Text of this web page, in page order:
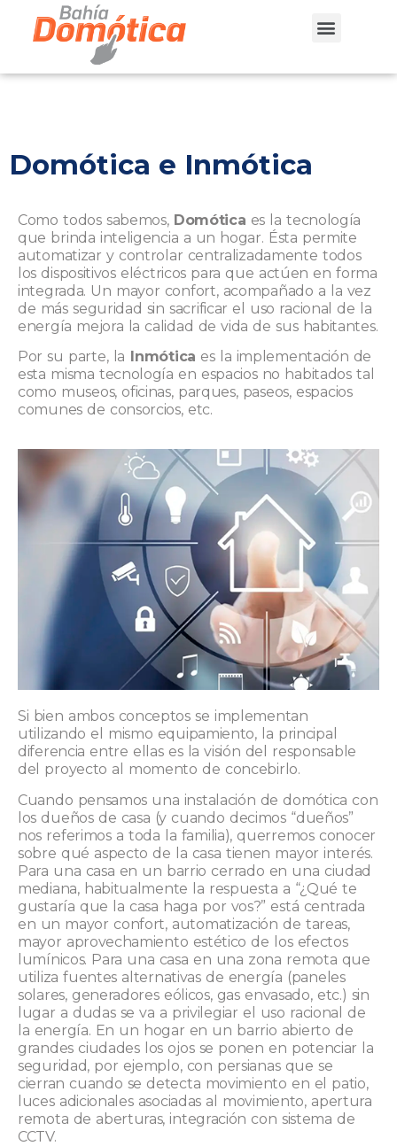
Domótica e Inmótica
Como todos sabemos, Domótica es la tecnología
que brinda inteligencia a un hogar. Ésta permite
automatizar y controlar centralizadamente todos
los dispositivos eléctricos para que actúen en forma
integrada. Un mayor confort, acompañado a la vez
de más seguridad sin sacrificar el uso racional de la
energía mejora la calidad de vida de sus habitantes.
Por su parte, la Inmótica es la implementación de
esta misma tecnología en espacios no habitados tal
como museos, oficinas, parques, paseos, espacios
comunes de consorcios, etc.
Si bien ambos conceptos se implementan
utilizando el mismo equipamiento, la principal
diferencia entre ellas es la visión del responsable
del proyecto al momento de concebirlo.
Cuando pensamos una instalación de domótica con
los dueños de casa (y cuando decimos “dueños”
nos referimos a toda la familia), querremos conocer
sobre qué aspecto de la casa tienen mayor interés.
Para una casa en un barrio cerrado en una ciudad
mediana, habitualmente la respuesta a “¿Qué te
gustaría que la casa haga por vos?” está centrada
en un mayor confort, automatización de tareas,
mayor aprovechamiento estético de los efectos
lumínicos. Para una casa en una zona remota que
utiliza fuentes alternativas de energía (paneles
solares, generadores eólicos, gas envasado, etc.) sin
lugar a dudas se va a privilegiar el uso racional de
la energía. En un hogar en un barrio abierto de
grandes ciudades los ojos se ponen en potenciar la
seguridad, por ejemplo, con persianas que se
cierran cuando se detecta movimiento en el patio,
luces adicionales asociadas al movimiento, apertura
remota de aberturas, integración con sistema de
CCTV.